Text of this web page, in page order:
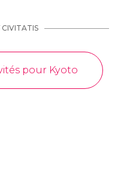
pour Kyoto